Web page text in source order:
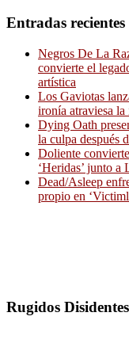
Entradas recientes
Negros De La
convierte el
artística
Los Gaviotas
ironía atraviesa
Dying Oath
la culpa después
Doliente
‘Heridas’ junto
Dead/Asleep
propio en
Rugidos Disidentes